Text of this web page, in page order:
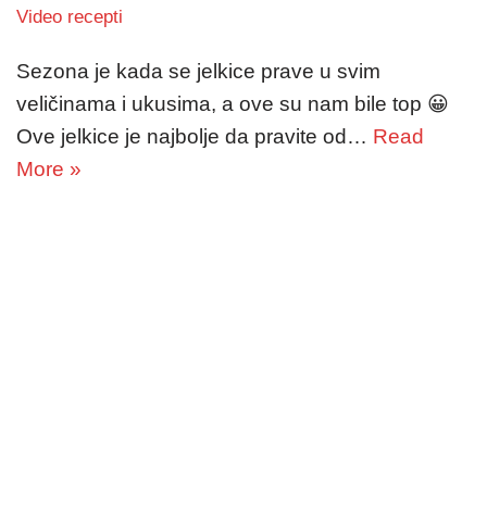
Video recepti
Sezona je kada se jelkice prave u svim
veličinama i ukusima, a ove su nam bile top 😀
Ove jelkice je najbolje da pravite od… Read
More »